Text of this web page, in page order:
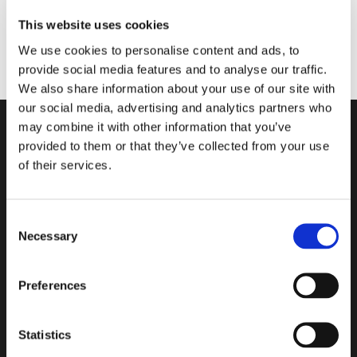
This website uses cookies
We use cookies to personalise content and ads, to
provide social media features and to analyse our traffic.
We also share information about your use of our site with
our social media, advertising and analytics partners who
may combine it with other information that you’ve
provided to them or that they’ve collected from your use
of their services.
Selection
Necessary
Preferences
Statistics
Technology satisfont aux normes
internationales en matière de
limites de bruit acoustique,en
isolant les environnements et en